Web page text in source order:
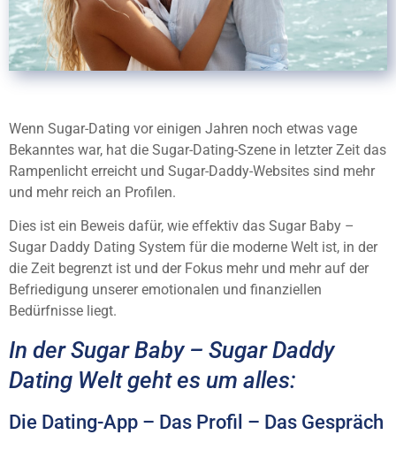
Wenn Sugar-Dating vor einigen Jahren noch etwas vage
Bekanntes war, hat die Sugar-Dating-Szene in letzter Zeit das
Rampenlicht erreicht und Sugar-Daddy-Websites sind mehr
und mehr reich an Profilen.
Dies ist ein Beweis dafür, wie effektiv das Sugar Baby –
Sugar Daddy Dating System für die moderne Welt ist, in der
die Zeit begrenzt ist und der Fokus mehr und mehr auf der
Befriedigung unserer emotionalen und finanziellen
Bedürfnisse liegt.
In der Sugar Baby – Sugar Daddy
Dating Welt geht es um alles:
Die Dating-App – Das Profil – Das Gespräch